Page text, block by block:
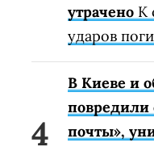
утрачено К
ударов
В Киеве и
повредили
почты»,